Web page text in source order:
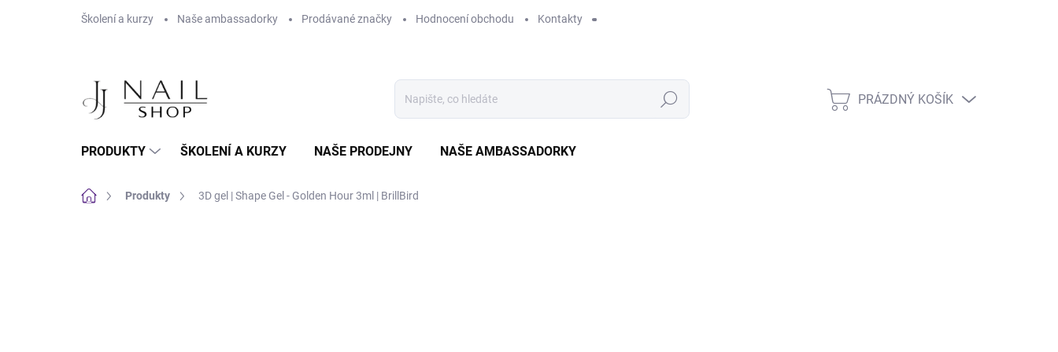
Školení a kurzy
Naše ambassadorky Prodávané značky Hodnocení obchodu Kontakty
Hledat NÁKUPNÍ KOŠÍK
PRÁZDNÝ KOŠÍK
PRODUKTY ŠKOLENÍ A KURZY NAŠE PRODEJNY NAŠE AMBASSADORKY
Domů Produkty 3D gel | Shape Gel - Golden Hour 3ml | BrillBird